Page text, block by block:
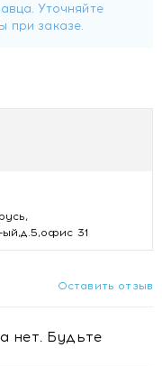
31
Оставить отзыв
нет. Будьте